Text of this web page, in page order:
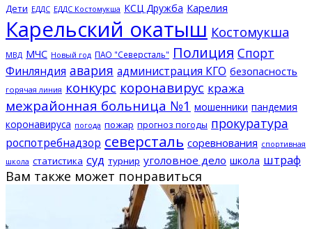
Дети ЕДДС ЕДДС Костомукша КСЦ Дружба Карелия
Карельский окатыш Костомукша
МВД МЧС Новый год ПАО "Северсталь" Полиция Спорт
Финляндия авария администрация КГО безопасность
горячая линия конкурс коронавирус кража
межрайонная больница №1 мошенники пандемия
коронавируса погода пожар прогноз погоды прокуратура
роспотребнадзор северсталь соревнования спортивная
школа статистика суд турнир уголовное дело школа штраф
Вам также может понравиться